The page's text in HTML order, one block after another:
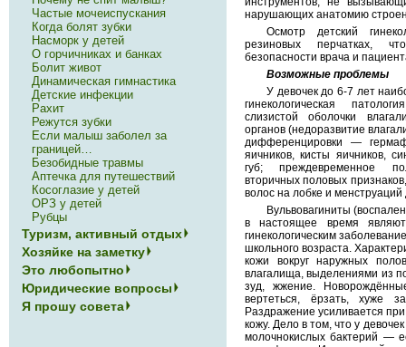
нарушающих анатомию
Осмотр детский
резиновых перчатках,
безопасности врача и
Возможные проблемы
У девочек до 6-7 лет
гинекологическая
слизистой оболочки
органов (недоразвитие
дифференцировки —
яичников, кисты яичников,
губ; преждевременное
вторичных половых
волос на лобке и менструаций
Вульвовагиниты
в настоящее время
гинекологическим
школьного возраста.
кожи вокруг наружных
влагалища, выделениями из
зуд, жжение.
вертеться, ёрзать, хуже
Раздражение усиливается
кожу. Дело в том, что у
молочнокислых бактерий —
Частые мочеиспускания
Когда болят зубки
Насморк у детей
О горчичниках и банках
Болит живот
Динамическая гимнастика
Детские инфекции
Рахит
Режутся зубки
Если малыш заболел за
границей…
Безобидные травмы
Аптечка для путешествий
Косоглазие у детей
ОРЗ у детей
Рубцы
Туризм, активный отдых
Хозяйке на заметку
Это любопытно
Юридические вопросы
Я прошу совета